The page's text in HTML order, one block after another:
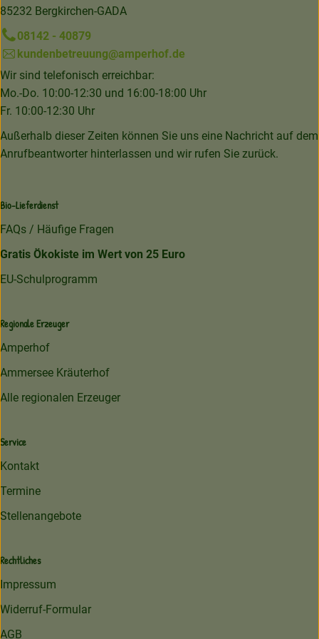
85232 Bergkirchen-GADA
08142 - 40879
kundenbetreuung@amperhof.de
Wir sind telefonisch erreichbar:
Mo.-Do. 10:00-12:30 und 16:00-18:00 Uhr
Fr. 10:00-12:30 Uhr
Außerhalb dieser Zeiten können Sie uns eine Nachricht auf dem
Anrufbeantworter hinterlassen und wir rufen Sie zurück.
Bio-Lieferdienst
FAQs / Häufige Fragen
Gratis Ökokiste im Wert von 25 Euro
EU-Schulprogramm
Regionale Erzeuger
Amperhof
Ammersee Kräuterhof
Alle regionalen Erzeuger
Service
Kontakt
Termine
Stellenangebote
Rechtliches
Impressum
Widerruf-Formular
AGB